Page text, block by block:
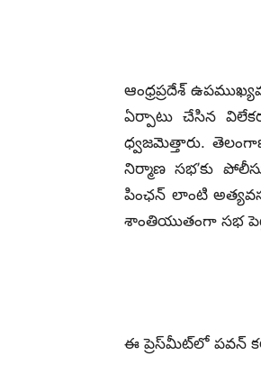
ఆంధ్రప్రదేశ్
ఏర్పాటు చేసిన
ధ్వజమెత్తారు.
నిర్మాణ సభ’కు
పింఛన్ లాంటి
శాంతియుతంగా సభ
ఈ ప్రెస్‌మీట్‌లో పవన్